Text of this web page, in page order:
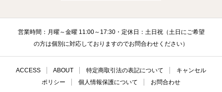
営業時間：月曜～金曜 11:00～17:30・定休日：土日祝（土日にご希望
の方は個別に対応しておりますのでお問合わせください）
ACCESS ABOUT 特定商取引法の表記について
キャンセル
ポリシー
個人情報保護について お問合わせ